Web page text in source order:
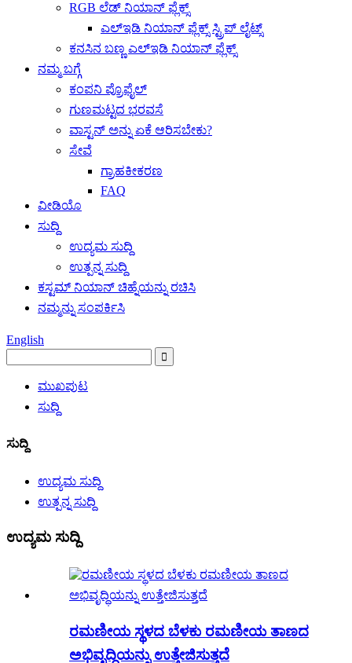
RGB ಲೆಡ್ ನಿಯಾನ್ ಫ್ಲೆಕ್ಸ್
ಎಲ್ಇಡಿ ನಿಯಾನ್ ಫ್ಲೆಕ್ಸ್ ಸ್ಟ್ರಿಪ್ ಲೈಟ್ಸ್
ಕನಸಿನ ಬಣ್ಣ ಎಲ್ಇಡಿ ನಿಯಾನ್ ಫ್ಲೆಕ್ಸ್
ನಮ್ಮ ಬಗ್ಗೆ
ಕಂಪನಿ ಪ್ರೊಫೈಲ್
ಗುಣಮಟ್ಟದ ಭರವಸೆ
ವಾಸ್ಟನ್ ಅನ್ನು ಏಕೆ ಆರಿಸಬೇಕು?
ಸೇವೆ
ಗ್ರಾಹಕೀಕರಣ
FAQ
ವೀಡಿಯೊ
ಸುದ್ದಿ
ಉದ್ಯಮ ಸುದ್ದಿ
ಉತ್ಪನ್ನ ಸುದ್ದಿ
ಕಸ್ಟಮ್ ನಿಯಾನ್ ಚಿಹ್ನೆಯನ್ನು ರಚಿಸಿ
ನಮ್ಮನ್ನು ಸಂಪರ್ಕಿಸಿ
English
ಮುಖಪುಟ
ಸುದ್ದಿ
ಸುದ್ದಿ
ಉದ್ಯಮ ಸುದ್ದಿ
ಉತ್ಪನ್ನ ಸುದ್ದಿ
ಉದ್ಯಮ ಸುದ್ದಿ
ರಮಣೀಯ ಸ್ಥಳದ ಬೆಳಕು ರಮಣೀಯ ತಾಣದ
ಅಭಿವೃದ್ಧಿಯನ್ನು ಉತ್ತೇಜಿಸುತ್ತದೆ